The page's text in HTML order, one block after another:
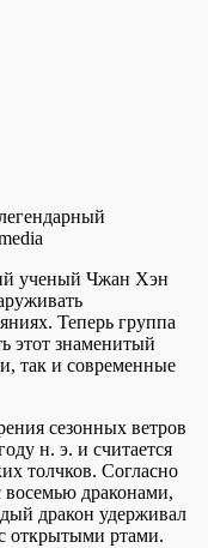
ученый Чжан Хэн
Теперь группа
этот знаменитый
так и современные
сезонных ветров
н. э. и считается
толчков. Согласно
восемью драконами,
дракон удерживал
открытыми ртами.